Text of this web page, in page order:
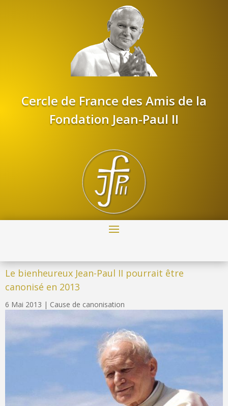
Cercle de France des Amis de la
Fondation Jean-Paul II
Le bienheureux Jean-Paul II pourrait être
canonisé en 2013
6 Mai 2013 | Cause de canonisation